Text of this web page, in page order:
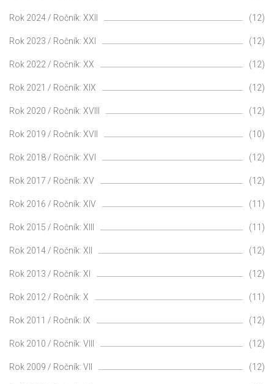
Rok 2024 / Ročník: XXII (12)
Rok 2023 / Ročník: XXI (12)
Rok 2022 / Ročník: XX (12)
Rok 2021 / Ročník: XIX (12)
Rok 2020 / Ročník: XVIII (12)
Rok 2019 / Ročník: XVII (10)
Rok 2018 / Ročník: XVI (12)
Rok 2017 / Ročník: XV (12)
Rok 2016 / Ročník: XIV (11)
Rok 2015 / Ročník: XIII (11)
Rok 2014 / Ročník: XII (12)
Rok 2013 / Ročník: XI (12)
Rok 2012 / Ročník: X (11)
Rok 2011 / Ročník: IX (12)
Rok 2010 / Ročník: VIII (12)
Rok 2009 / Ročník: VII (12)